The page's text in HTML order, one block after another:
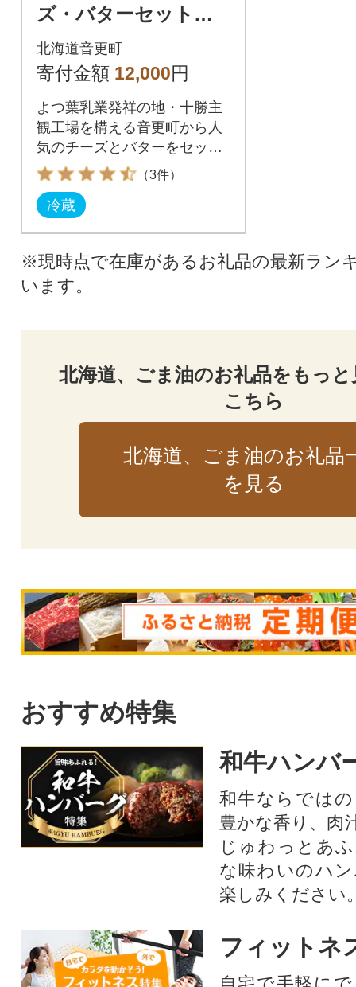
ズ・バターセット
計8種【A112】
北海道音更町
寄付金額 12,000円
よつ葉乳業発祥の地・十勝主
観工場を構える音更町から人
気のチーズとバターをセット
でお届けします。
（3件）
冷蔵
※現時点で在庫があるお礼品の最新ラン
います。
北海道、ごま油のお礼品をもっ
こちら
北海道、ごま油のお礼品
を見る
おすすめ特集
和牛ハンバ
和牛ならでは
豊かな香り、肉
じゅわっとあ
な味わいのハ
楽しみください
フィットネ